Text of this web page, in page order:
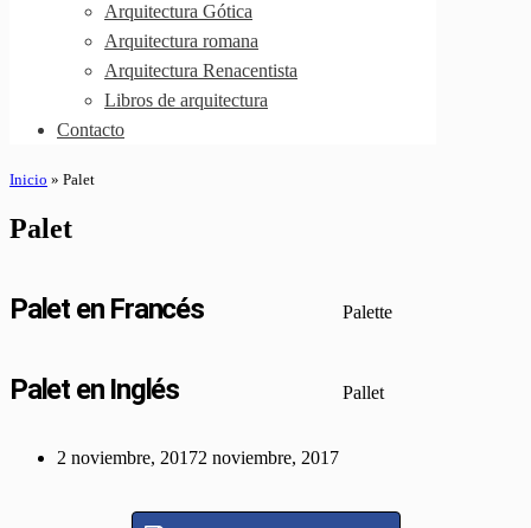
Arquitectura Gótica
Arquitectura romana
Arquitectura Renacentista
Libros de arquitectura
Contacto
Inicio » Palet
Palet
Palet en Francés Palette
Palet en Inglés Pallet
2 noviembre, 20172 noviembre, 2017